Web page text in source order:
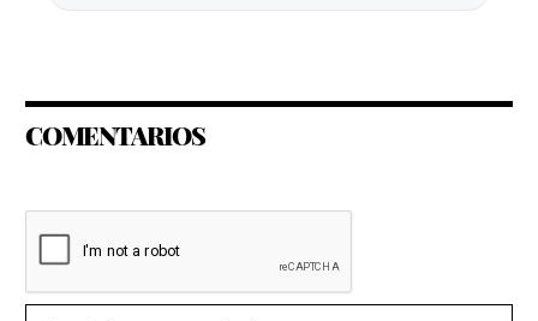
COMENTARIOS